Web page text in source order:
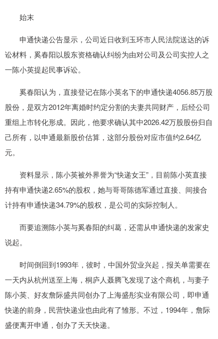
始末
申通快递公告显示，公司近日收到玉环市人民法院送达的诉
讼材料，奚春阳以股东资格确认纠纷为由对公司及公司实控人之
一陈小英提起民事诉讼。
奚春阳认为，直接登记在陈小英名下的申通快递4056.85万股
股份，是双方2012年离婚时约定分割的夫妻共同财产，后经公司
重组上市转化形成。因此，他要求确认其中2026.42万股股份归自
己所有，以申通最新股价估算，这部分股份对应市值约2.64亿
元。
资料显示，陈小英被外界誉为“快递女王”，目前陈小英直接
持有申通快递2.65%的股权，她与哥哥陈德军通过直接、间接合
计持有申通快递34.79%的股权，是公司的实际控制人。
而要追溯陈小英与奚春阳的纠葛，还需从申通快递的发家史
说起。
时间倒回到1993年，彼时，中国外贸业兴起，报关单需要在
一天内从杭州送至上海，桐庐人聂腾飞发现了这个商机，与妻子
陈小英、好友詹际盛共同创办了上海盛彤实业有限公司，即申通
快递的前身，民营快递业也由此有了雏形。不过，1994年，詹际
盛便离开申通，创办了天天快递。